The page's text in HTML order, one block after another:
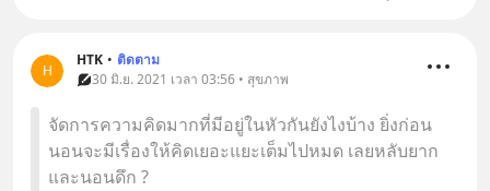
H
HTK • ติดตาม
30 มิ.ย. 2021 เวลา 03:56 • สุขภาพ
จัดการความคิดมากที่มีอยู่ในหัวกันยังไงบ้าง ยิ่งก่อน
นอนจะมีเรื่องให้คิดเยอะแยะเต็มไปหมด เลยหลับยาก
และนอนดึก ?